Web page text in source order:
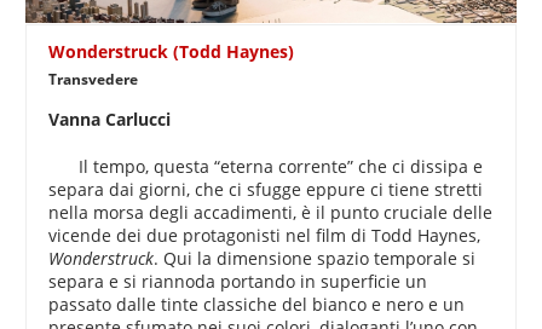
Wonderstruck (Todd Haynes)
Transvedere
Vanna Carlucci
Il tempo, questa “eterna corrente” che ci dissipa e
separa dai giorni, che ci sfugge eppure ci tiene stretti
nella morsa degli accadimenti, è il punto cruciale delle
vicende dei due protagonisti nel film di Todd Haynes,
Wonderstruck. Qui la dimensione spazio temporale si
separa e si riannoda portando in superficie un
passato dalle tinte classiche del bianco e nero e un